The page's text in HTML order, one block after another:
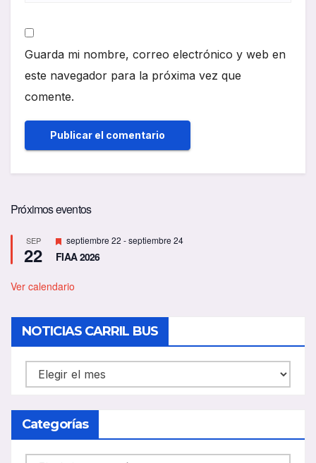
Guarda mi nombre, correo electrónico y web en
este navegador para la próxima vez que
comente.
Próximos eventos
SEP
22
D
e
s
a
d
o
septiembre 22 -septiembre 24
FIAA 2026
Ver calendario
NOTICIAS CARRIL BUS
NOTICIAS
CARRIL
BUS
Categorías